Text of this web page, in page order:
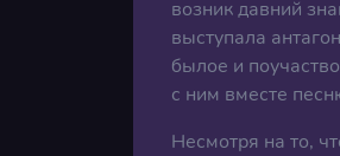
возник давний
выступала
былое и
с ним вместе
Несмотря на то,